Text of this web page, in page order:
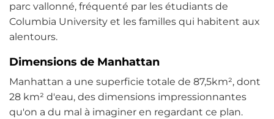
parc vallonné, fréquenté par les étudiants de
Columbia University et les familles qui habitent aux
alentours.
Dimensions de Manhattan
Manhattan a une superficie totale de 87,5km², dont
28 km² d'eau, des dimensions impressionnantes
qu'on a du mal à imaginer en regardant ce plan.